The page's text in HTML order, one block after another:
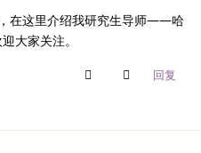
在这里介绍我研究生导师——哈
大家关注。
回复